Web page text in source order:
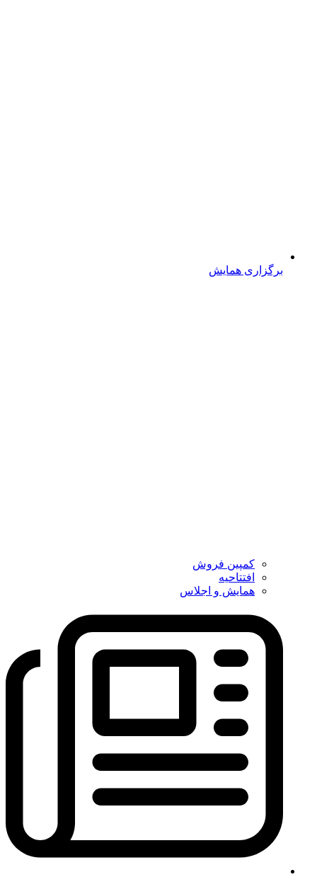
برگزاری همایش
کمپین فروش
افتتاحیه
همایش و اجلاس